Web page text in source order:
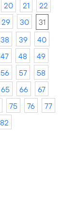
20 21
22
29 30
31
38 39
40
47 48
49
56 57
58
65 66
67
75 76
77
82